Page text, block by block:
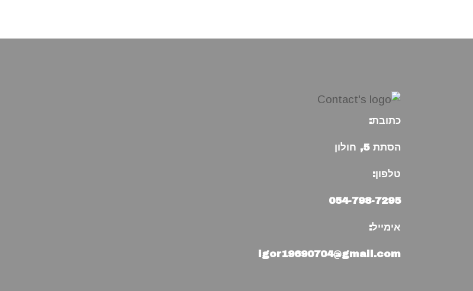
כתובת:
הסתת 5, חולון
טלפון:
054-798-7295
אימייל:
igor19690704@gmail.com